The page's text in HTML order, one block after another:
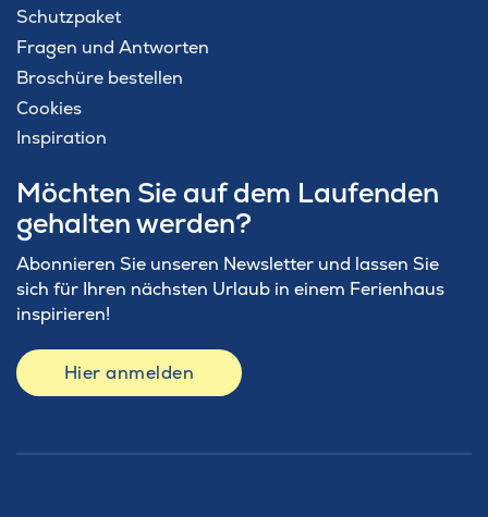
Schutzpaket
Fragen und Antworten
Broschüre bestellen
Cookies
Inspiration
Möchten Sie auf dem Laufenden
gehalten werden?
Abonnieren Sie unseren Newsletter und lassen Sie
sich für Ihren nächsten Urlaub in einem Ferienhaus
inspirieren!
Hier anmelden